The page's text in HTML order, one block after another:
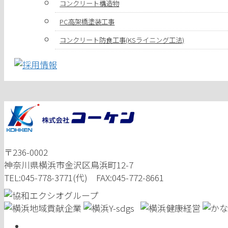
コンクリート構造物
PC高架橋塗装工事
コンクリート防食工事(KSライニング工法)
〒236-0002
神奈川県横浜市金沢区鳥浜町12-7
TEL:045-778-3771(代) FAX:045-772-8661